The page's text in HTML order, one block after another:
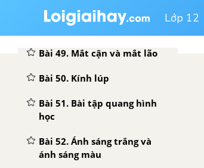
Lớp 12
Bài 48. Mắt
Bài 49. Mắt cận và mắt lão
Bài 50. Kính lúp
Bài 51. Bài tập quang hình
học
Bài 52. Ánh sáng trắng và
ánh sáng màu